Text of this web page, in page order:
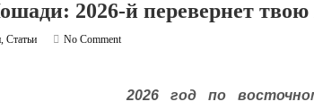
2026-й перевернет
,Статьи
No Comment
2026 год по